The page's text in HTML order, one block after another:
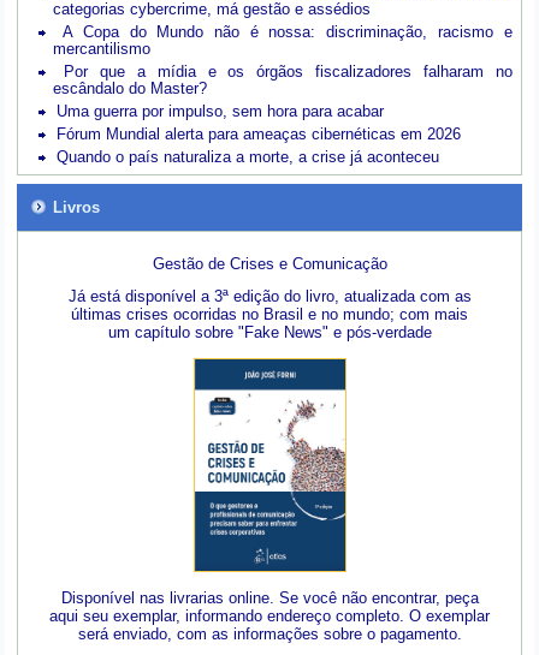
categorias cybercrime, má gestão e assédios
A Copa do Mundo não é nossa: discriminação, racismo e
mercantilismo
Por que a mídia e os órgãos fiscalizadores falharam no
escândalo do Master?
Uma guerra por impulso, sem hora para acabar
Fórum Mundial alerta para ameaças cibernéticas em 2026
Quando o país naturaliza a morte, a crise já aconteceu
Livros
Gestão de Crises e Comunicação
Já está disponível a 3ª edição do livro, atualizada com as
últimas crises ocorridas no Brasil e no mundo; com mais
um capítulo sobre "Fake News" e pós-verdade
Disponível nas livrarias online. Se você não encontrar, peça
aqui seu exemplar, informando endereço completo. O exemplar
será enviado, com as informações sobre o pagamento.